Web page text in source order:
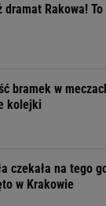
dramat Rakowa!
bramek w
kolejki
czekała na tego
w Krakowie